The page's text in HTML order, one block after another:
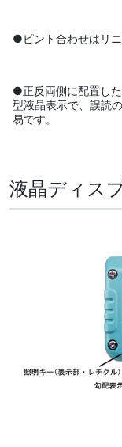
●ピント合わせはリ
●正反両側に配置し
型液晶表示で、誤読
易です。
液晶ディス